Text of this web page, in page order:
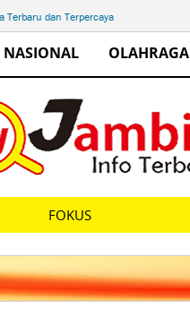
Terbaru dan Terpercaya
NASIONAL OLAHRAGA
FOKUS